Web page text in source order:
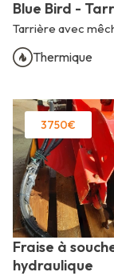
Blue Bird -
Tarrière avec
Thermique
3750€
Fraise à
hydraulique